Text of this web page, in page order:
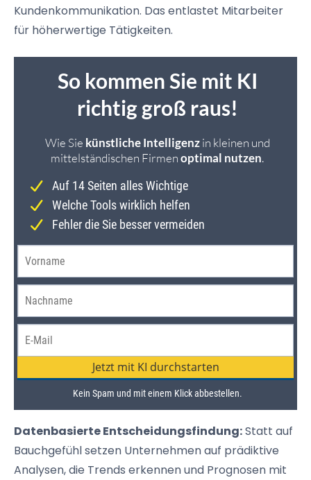
Kundenkommunikation. Das entlastet Mitarbeiter
für höherwertige Tätigkeiten.
Datenbasierte Entscheidungsfindung:Statt auf
Bauchgefühl setzen Unternehmen auf prädiktive
Analysen, die Trends erkennen und Prognosen mit